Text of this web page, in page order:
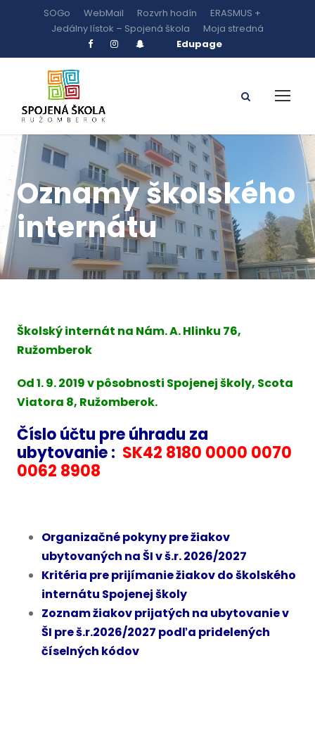
SOGo WebMail Rozvrh hodín
ERASMUS +
Jedálny lístok – Spojená škola
Moja stredná
Edupage
Oznamy školského
internátu
Školský internát na Nám. A. Hlinku 76,
Ružomberok
Od 1. 9. 2019 v pôsobnosti Spojenej školy, Scota
Viatora 8, Ružomberok.
Číslo účtu pre úhradu za
ubytovanie : SK42 8180 0000 0070
0062 8908
Organizačné pokyny pre žiakov
ubytovaných na ŠI v š.r. 2026/2027
Kritéria pre prijímanie žiakov do školského
internátu Spojenej školy
Zoznam žiakov prijatých na ubytovanie v
ŠI pre š.r.2026/2027 podľa pridelených
číselných kódov